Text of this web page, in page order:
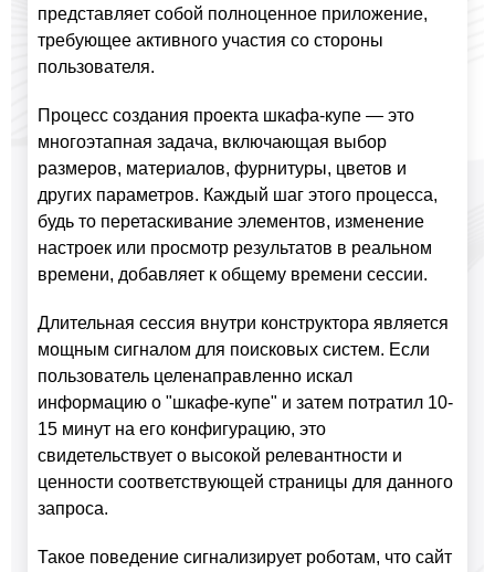
представляет собой полноценное приложение,
требующее активного участия со стороны
пользователя.
Процесс создания проекта шкафа-купе — это
многоэтапная задача, включающая выбор
размеров, материалов, фурнитуры, цветов и
других параметров. Каждый шаг этого процесса,
будь то перетаскивание элементов, изменение
настроек или просмотр результатов в реальном
времени, добавляет к общему времени сессии.
Длительная сессия внутри конструктора является
мощным сигналом для поисковых систем. Если
пользователь целенаправленно искал
информацию о "шкафе-купе" и затем потратил 10-
15 минут на его конфигурацию, это
свидетельствует о высокой релевантности и
ценности соответствующей страницы для данного
запроса.
Такое поведение сигнализирует роботам, что сайт